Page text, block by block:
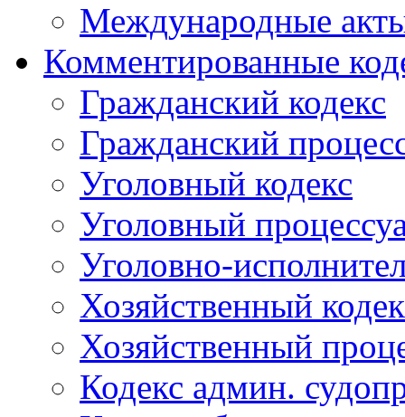
Международные
Комментированные
Гражданский кодекс
Гражданский
Уголовный кодекс
Уголовный
Уголовно-
Хозяйственный
Хозяйственный
Кодекс админ.